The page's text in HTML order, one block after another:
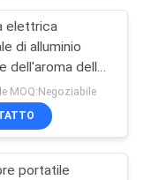
a
elettrica
di alluminio
dell'aroma della
al dettaglio del
dell'aroma
MOQ:Negoziabile
portatile